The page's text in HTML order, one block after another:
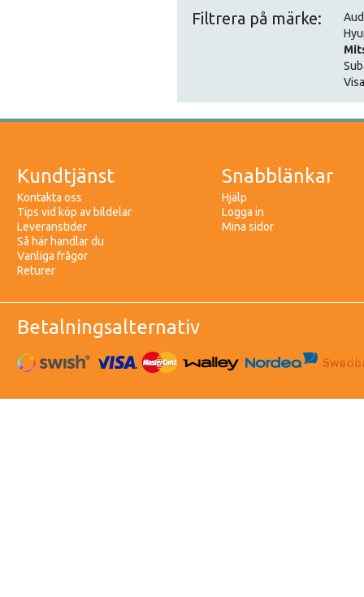
Filtrera på märke:
Kundtjänst
Kontakta oss
Tips vid köp av bildelar
Leveranstider
Så här handlar du
Vanliga frågor
Returer
Snabblänkar
Hjälp
Logga in
Mina sidor
Betalningsalternativ